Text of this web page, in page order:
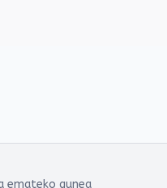
emateko gunea